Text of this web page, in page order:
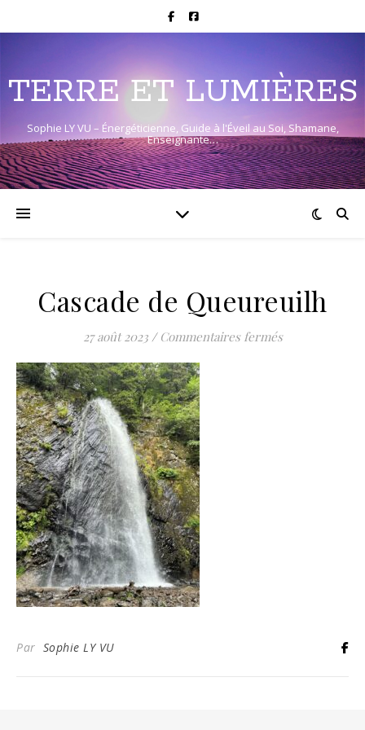
TERRE ET LUMIÈRES
Sophie LY VU – Énergéticienne, Guide à l'Éveil au Soi, Shamane,
Enseignante…
Cascade de Queureuilh
27 août 2023 / Commentaires ferméssur Cascade
Par Sophie LY VU